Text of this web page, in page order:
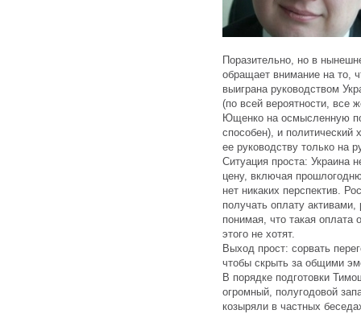
Поразительно, но в
обращает внимание на то,
выиграна руководством
(по всей вероятности, все
Ющенко на осмысленную
способен), и политический
ее руководству только на
Ситуация проста: Украина
цену, включая
нет никаких перспектив.
получать оплату
понимая, что такая оплата
этого не хотят.
Выход прост: сорвать
чтобы скрыть за общими
В порядке подготовки
огромный, полугодовой
козыряли в частных